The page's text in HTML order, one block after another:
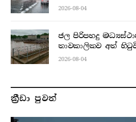
2026-08-04
ජල පිරිපහදු
තාවකාලිකව අත්
2026-08-04
ක්‍රීඩා පුවත්